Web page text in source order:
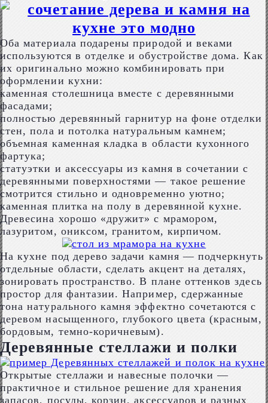
Оба материала подарены природой и веками
используются в отделке и обустройстве дома. Как
их оригинально можно комбинировать при
оформлении кухни:
каменная столешница вместе с деревянными
фасадами;
полностью деревянный гарнитур на фоне отделки
стен, пола и потолка натуральным камнем;
объемная каменная кладка в области кухонного
фартука;
статуэтки и аксессуары из камня в сочетании с
деревянными поверхностями ― такое решение
смотрится стильно и одновременно уютно;
каменная плитка на полу в деревянной кухне.
Древесина хорошо «дружит» с мрамором,
лазуритом, ониксом, гранитом, кирпичом.
На кухне под дерево задачи камня — подчеркнуть
отдельные области, сделать акцент на деталях,
зонировать пространство. В плане оттенков здесь
простор для фантазии. Например, сдержанные
тона натурального камня эффектно сочетаются с
деревом насыщенного, глубокого цвета (красным,
бордовым, темно-коричневым).
Деревянные стеллажи и полки
Открытые стеллажи и навесные полочки ―
практичное и стильное решение для хранения
запасов, посуды, корзин, аксессуаров и разных